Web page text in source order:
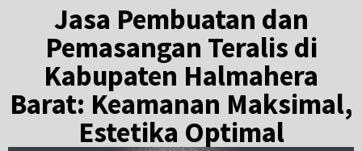
Jasa Pembuatan dan
Pemasangan Teralis di
Kabupaten Halmahera
Barat: Keamanan Maksimal,
Estetika Optimal